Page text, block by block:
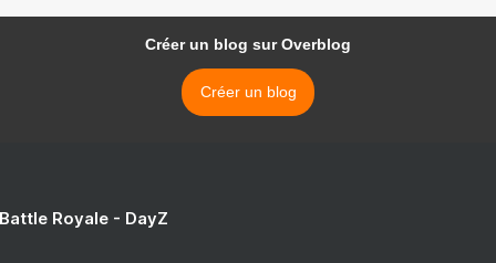
Créer un blog sur Overblog
Créer un blog
Royale - DayZ